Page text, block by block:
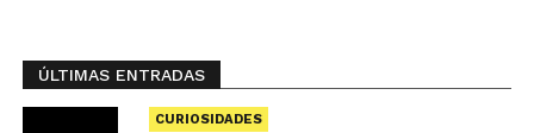
ÚLTIMAS ENTRADAS
CURIOSIDADES